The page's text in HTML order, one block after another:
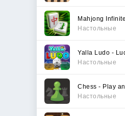
Mahjong Infinite
Настольные
Yalla Ludo -
Настольные
Chess - Play
Настольные